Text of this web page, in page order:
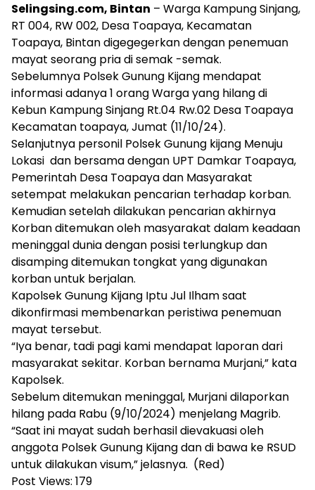
Selingsing.com, Bintan – Warga Kampung Sinjang,
RT 004, RW 002, Desa Toapaya, Kecamatan
Toapaya, Bintan digegegerkan dengan penemuan
mayat seorang pria di semak -semak.
Sebelumnya Polsek Gunung Kijang mendapat
informasi adanya 1 orang Warga yang hilang di
Kebun Kampung Sinjang Rt.04 Rw.02 Desa Toapaya
Kecamatan toapaya, Jumat (11/10/24).
Selanjutnya personil Polsek Gunung kijang Menuju
Lokasi dan bersama dengan UPT Damkar Toapaya,
Pemerintah Desa Toapaya dan Masyarakat
setempat melakukan pencarian terhadap korban.
Kemudian setelah dilakukan pencarian akhirnya
Korban ditemukan oleh masyarakat dalam keadaan
meninggal dunia dengan posisi terlungkup dan
disamping ditemukan tongkat yang digunakan
korban untuk berjalan.
Kapolsek Gunung Kijang Iptu Jul Ilham saat
dikonfirmasi membenarkan peristiwa penemuan
mayat tersebut.
“Iya benar, tadi pagi kami mendapat laporan dari
masyarakat sekitar. Korban bernama Murjani,” kata
Kapolsek.
Sebelum ditemukan meninggal, Murjani dilaporkan
hilang pada Rabu (9/10/2024) menjelang Magrib.
“Saat ini mayat sudah berhasil dievakuasi oleh
anggota Polsek Gunung Kijang dan di bawa ke RSUD
untuk dilakukan visum,” jelasnya. (Red)
Post Views: 179